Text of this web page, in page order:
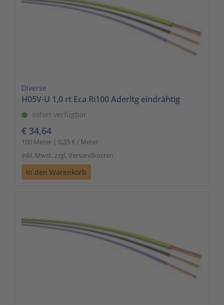
Diverse
H05V-U 1,0 rt Eca Ri100 Aderltg eindrähtig
sofort verfügbar
€ 34,64
100 Meter | 0,35 € / Meter
inkl. Mwst. zzgl. Versandkosten
In den Warenkorb